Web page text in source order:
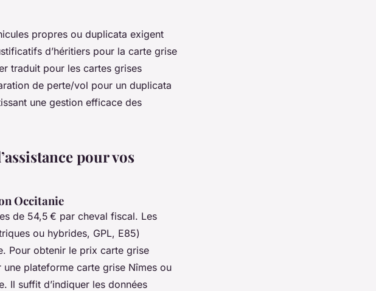
propres ou duplicata exigent
d’héritiers pour la carte grise
traduit pour les cartes grises
de perte/vol pour un duplicata
une gestion efficace des
pour vos
Occitanie
de 54,5 € par cheval fiscal. Les
ou hybrides, GPL, E85)
Pour obtenir le prix carte grise
une plateforme carte grise Nîmes ou
Il suffit d’indiquer les données